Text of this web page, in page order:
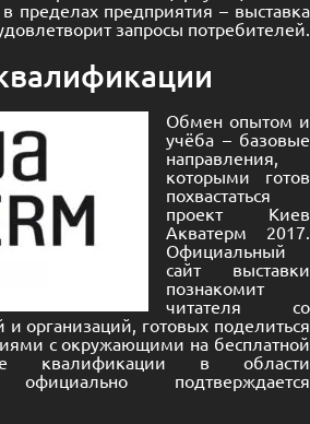
пределах предприятия – выставка
запросы потребителей.
Обмен опытом и
учёба – базовые
направления,
которыми готов
похвастаться
проект Киев
Акватерм 2017.
Официальный
сайт выставки
познакомит
читателя со
организаций, готовых поделиться
с окружающими на бесплатной
квалификации в области
официально подтверждается